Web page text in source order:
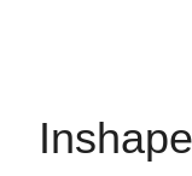
Inshape